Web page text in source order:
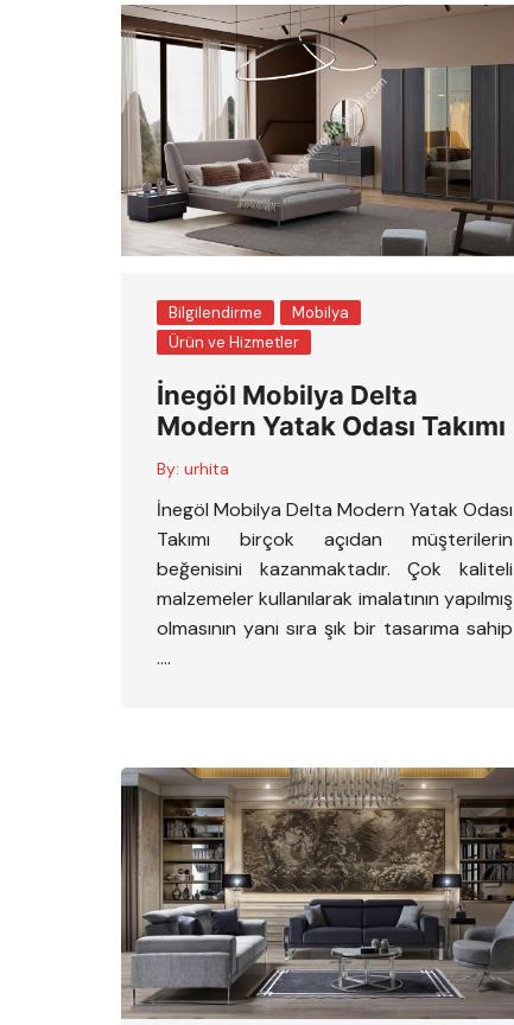
Bilgilendirme
Mobilya
Ürün ve Hizmetler
İnegöl Mobilya Delta
Modern Yatak Odası Takımı
By: urhita
İnegöl Mobilya Delta Modern Yatak Odası
Takımı birçok açıdan müşterilerin
beğenisini kazanmaktadır. Çok kaliteli
malzemeler kullanılarak imalatının yapılmış
olmasının yanı sıra şık bir tasarıma sahip
….